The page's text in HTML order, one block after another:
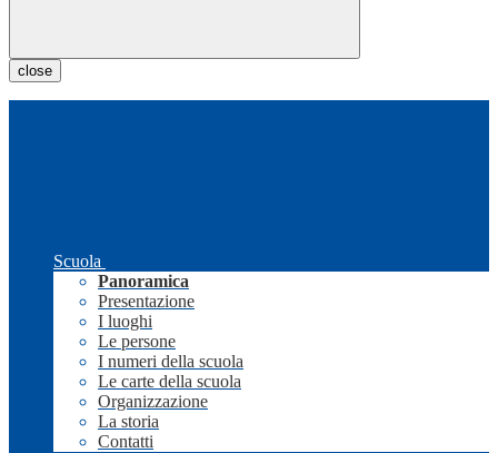
close
Scuola
Panoramica
Presentazione
I luoghi
Le persone
I numeri della scuola
Le carte della scuola
Organizzazione
La storia
Contatti